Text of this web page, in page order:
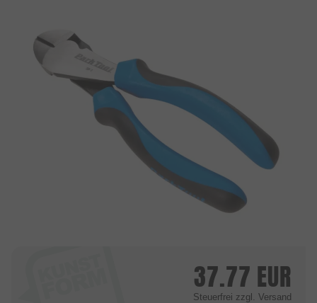
37.77 EUR
Steuerfrei zzgl. Versand